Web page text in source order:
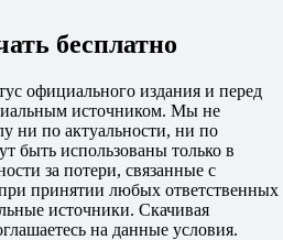
бесплатно
официального издания и перед
источником. Мы не
ни по актуальности, ни по
быть использованы только в
за потери, связанные с
принятии любых ответственных
источники. Скачивая
на данные условия.